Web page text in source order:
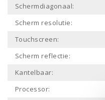
Schermdiagonaal:
Scherm resolutie:
Touchscreen:
Scherm reflectie:
Kantelbaar:
Processor: